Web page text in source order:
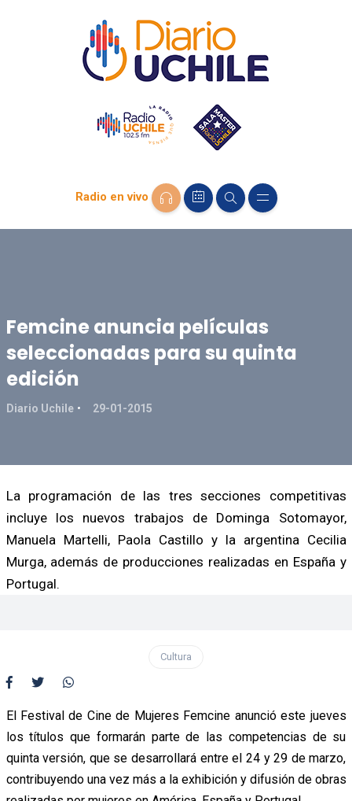
Radio en vivo
Femcine anuncia películas
seleccionadas para su quinta
edición
Diario Uchile 29-01-2015
La programación de las tres secciones competitivas
incluye los nuevos trabajos de Dominga Sotomayor,
Manuela Martelli, Paola Castillo y la argentina Cecilia
Murga, además de producciones realizadas en España y
Portugal.
Cultura
El Festival de Cine de Mujeres Femcine anunció este jueves
los títulos que formarán parte de las competencias de su
quinta versión, que se desarrollará entre el 24 y 29 de marzo,
contribuyendo una vez más a la exhibición y difusión de obras